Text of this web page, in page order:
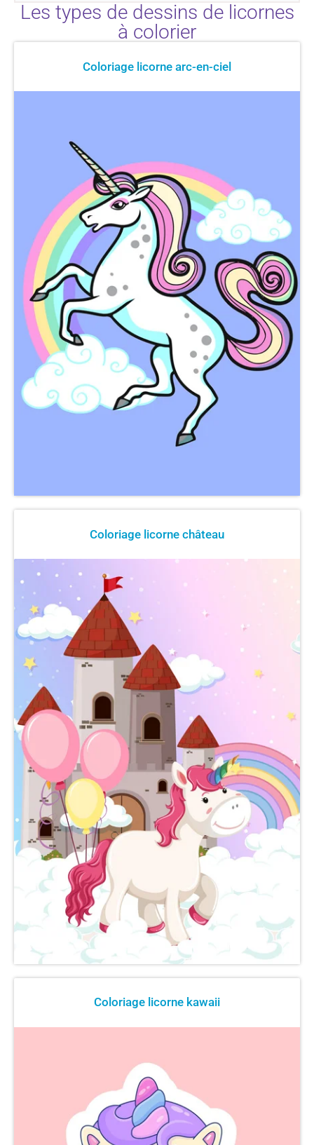
Les types de dessins de licornes
à colorier
Coloriage licorne arc-en-ciel
Coloriage licorne château
Coloriage licorne kawaii